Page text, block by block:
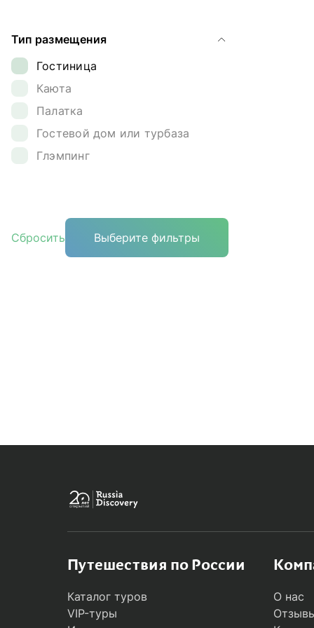
Тип размещения
Каюта
Палатка
Гостиница
Гостевой дом или турбаза
Глэмпинг
Сбросить Выберите фильтры
Путешествия по России
Каталог туров
VIP-туры
О нас